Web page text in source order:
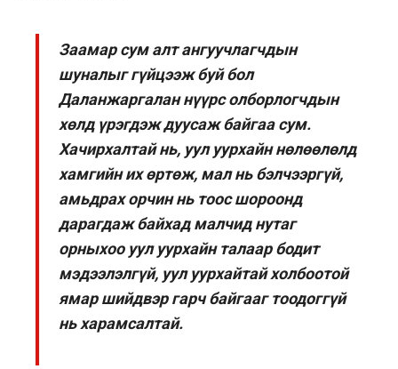
Заамар сум алт ангуучлагчдын
шуналыг гүйцээж буй бол
Даланжаргалан нүүрс олборлогчдын
хөлд үрэгдэж дуусаж байгаа сум.
Хачирхалтай нь, уул уурхайн нөлөөлөлд
хамгийн их өртөж, мал нь бэлчээргүй,
амьдрах орчин нь тоос шороонд
дарагдаж байхад малчид нутаг
орныхоо уул уурхайн талаар бодит
мэдээлэлгүй, уул уурхайтай холбоотой
ямар шийдвэр гарч байгааг тоодоггүй
нь харамсалтай.